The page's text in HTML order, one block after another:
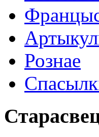
Рознае